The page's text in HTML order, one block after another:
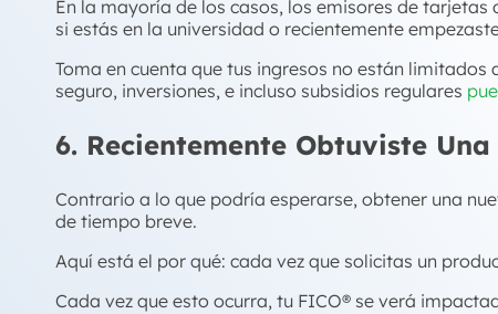
En la mayoría de los casos, los emisores de
si estás en la universidad o recientemente
Toma en cuenta que tus ingresos no están
seguro, inversiones, e incluso subsidios regulares
6. Recientemente Obtuviste
Contrario a lo que podría esperarse, obtener una
de tiempo breve.
Aquí está el por qué: cada vez que solicitas un
Cada vez que esto ocurra, tu FICO® se verá